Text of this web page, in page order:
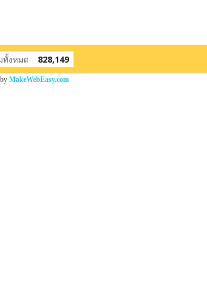
ทั้งหมด 828,149
MakeWebEasy.com